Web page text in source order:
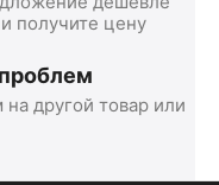
получите цену
другой товар или